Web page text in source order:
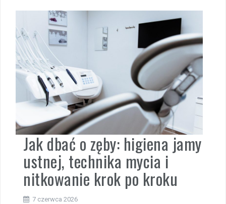
Jak dbać o zęby: higiena jamy
ustnej, technika mycia i
nitkowanie krok po kroku
7 czerwca 2026